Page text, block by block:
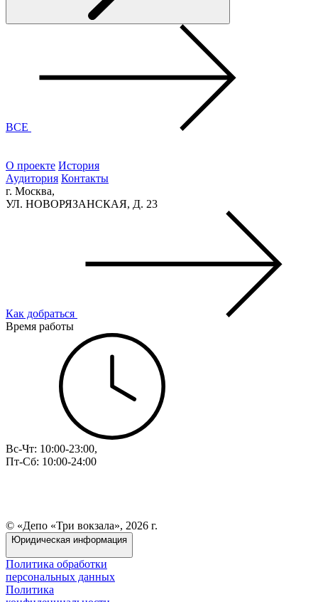
ВСЕ
О проекте История
Аудитория Контакты
г. Москва,
УЛ. НОВОРЯЗАНСКАЯ, Д. 23
Как добраться
Время работы
Вс-Чт: 10:00-23:00,
Пт-Сб: 10:00-24:00
© «Депо «Три вокзала», 2026 г.
Юридическая информация
Политика обработки
персональных данных
Политика